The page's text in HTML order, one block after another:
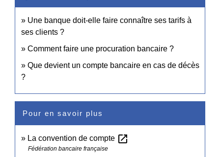
Une banque doit-elle faire connaître ses tarifs à
ses clients ?
Comment faire une procuration bancaire ?
Que devient un compte bancaire en cas de décès
?
Pour en savoir plus
La convention de compte open_in_new
Fédération bancaire française